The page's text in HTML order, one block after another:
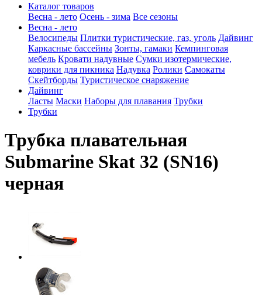
Каталог товаров
Весна - лето Осень - зима Все сезоны
Весна - лето
Велосипеды Плитки туристические, газ, уголь Дайвинг
Каркасные бассейны Зонты, гамаки Кемпинговая
мебель Кровати надувные Cумки изотермические,
коврики для пикника Надувка Ролики Самокаты
Скейтборды Туристическое снаряжение
Дайвинг
Ласты Маски Наборы для плавания Трубки
Трубки
Трубка плавательная
Submarine Skat 32 (SN16)
черная